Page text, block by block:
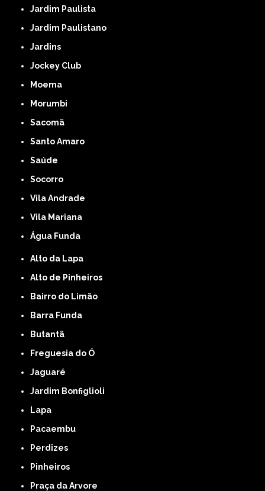
Jardim Paulista
Jardim Paulistano
Jardins
Jockey Club
Moema
Morumbi
Sacomã
Santo Amaro
Saúde
Socorro
Vila Andrade
Vila Mariana
Água Funda
Alto da Lapa
Alto de Pinheiros
Bairro do Limão
Barra Funda
Butantã
Freguesia do Ó
Jaguaré
Jardim Bonfiglioli
Lapa
Pacaembu
Perdizes
Pinheiros
Praça da Arvore